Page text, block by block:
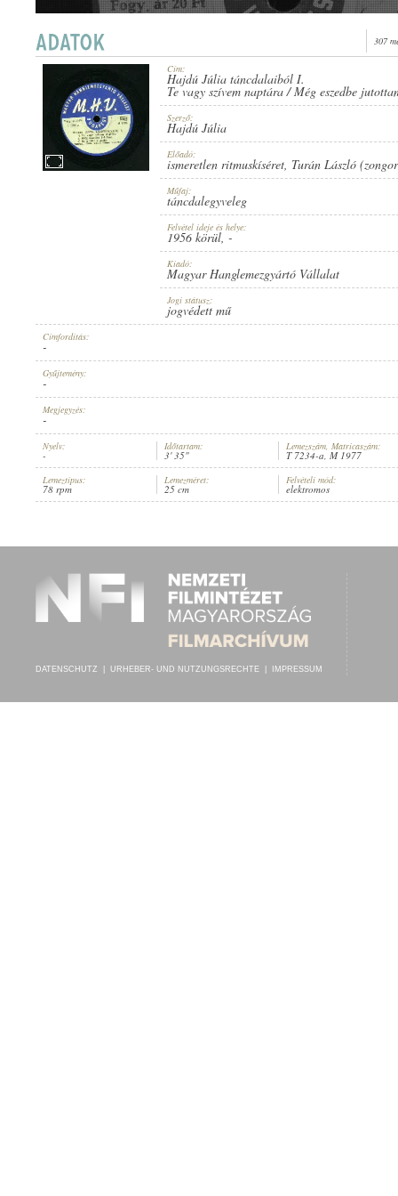
INTERPRET: ISMERETLEN RITMUSKÍSÉRET,TURÁN LÁSZLÓ (ZONGORA)
HAJDÚ JÚLIA
ERSCHEINUNGSJAHR: 1956 KÖRÜL
307
Cím:
Hajdú Júlia táncdalaiból I.
Te vagy szívem naptára / Még eszedbe
Szerző:
Hajdú Júlia
Előadó:
ismeretlen ritmuskíséret, Turán László
Műfaj:
táncdalegyveleg
Felvétel ideje és helye:
1956 körül, -
Kiadó:
Magyar Hanglemezgyártó Vállalat
Jogi státusz:
jogvédett mű
Címfordítás:
-
Gyűjtemény:
-
Megjegyzés:
-
Nyelv:
-
Időtartam:
3' 35"
Lemezszám, Matricaszám:
T 7234-a, M 1977
Lemeztípus:
78 rpm
Lemezméret:
25 cm
Felvételi mód:
elektromos
DATENSCHUTZ URHEBER- UND NUTZUNGSRECHTE IMPRESSUM